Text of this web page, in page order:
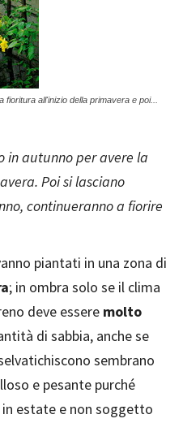
all'inizio della primavera e poi...
in autunno per avere la
Poi si lasciano
continueranno a fiorire
piantati in una zona di
; in ombra solo se il clima
deve essere molto
di sabbia, anche se
sembrano
e pesante purché
estate e non soggetto